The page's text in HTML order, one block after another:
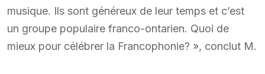
musique. Ils sont généreux de leur temps et c’est
un groupe populaire franco-ontarien. Quoi de
mieux pour célébrer la Francophonie? », conclut M.